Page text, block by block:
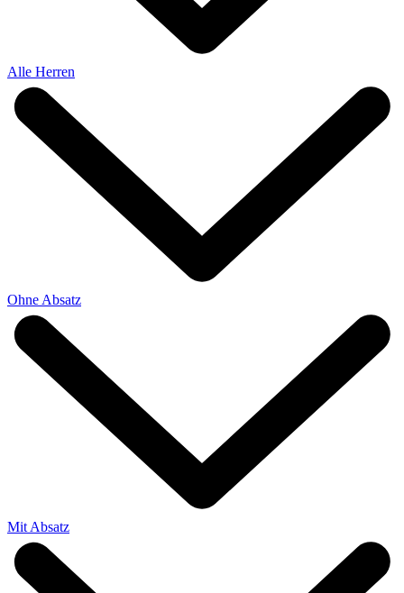
Alle Herren
Ohne Absatz
Mit Absatz